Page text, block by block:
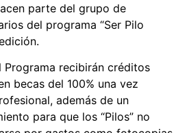
parte del grupo de
del programa “Ser Pilo
Programa recibirán créditos
becas del 100% una vez
además de un
para que los “Pilos” no